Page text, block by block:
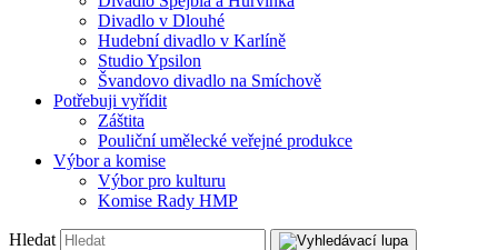
Divadlo v Dlouhé
Hudební divadlo v Karlíně
Studio Ypsilon
Švandovo divadlo na Smíchově
Potřebuji vyřídit
Záštita
Pouliční umělecké veřejné produkce
Výbor a komise
Výbor pro kulturu
Komise Rady HMP
Hledat